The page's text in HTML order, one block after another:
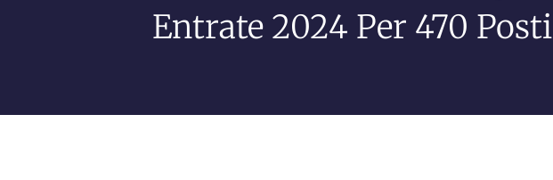
Entrate 2024 Per 470 Posti